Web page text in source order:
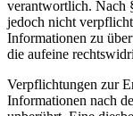
verantwortlich. Nach
jedoch nicht
Informationen zu
die aufeine
Verpflichtungen zur
Informationen nach